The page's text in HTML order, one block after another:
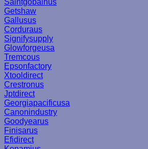
Getshaw
Gallusus
Corduraus
Signifysupply
Glowforgeusa
Tremcous
Epsonfactory
Xtooldirect
Crestronus
Jptdirect
Georgiapacificusa
Canonindustry
Goodyearus
Finisarus
Efidirect